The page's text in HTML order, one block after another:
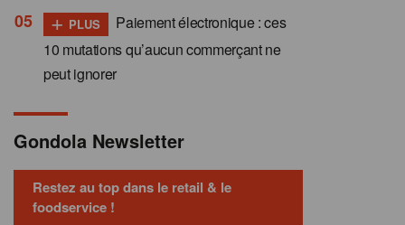
+ PLUS
Paiement électronique : ces
10 mutations qu’aucun commerçant ne
peut ignorer
Gondola Newsletter
Restez au top dans le retail & le
foodservice !